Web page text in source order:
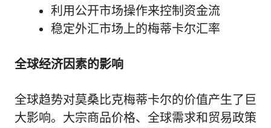
利用公开市场操作来控制资金流
稳定外汇市场上的梅蒂卡尔汇率
全球经济因素的影响
全球趋势对莫桑比克梅蒂卡尔的价值产生了巨
大影响。大宗商品价格、全球需求和贸易政策